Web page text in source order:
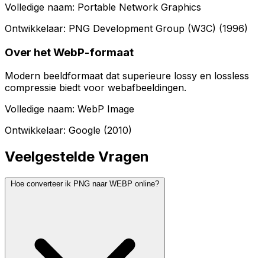
Volledige naam: Portable Network Graphics
Ontwikkelaar: PNG Development Group (W3C) (1996)
Over het WebP-formaat
Modern beeldformaat dat superieure lossy en lossless
compressie biedt voor webafbeeldingen.
Volledige naam: WebP Image
Ontwikkelaar: Google (2010)
Veelgestelde Vragen
Hoe converteer ik PNG naar WEBP online?